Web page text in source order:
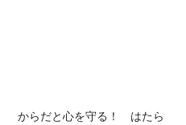
からだと心を守る！ はたら